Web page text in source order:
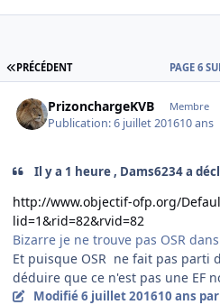
PREMIÈRE PAGE
PRÉCÉDENT PAGE 6
PrizonchargeKVB Membre
Publication:6 juillet 201610 ans
Il y a 1 heure , Dams6234 a
http://www.objectif-ofp.org/
lid=1&rid=82&rvid=82
Bizarre je ne trouve pas OSR
Et puisque OSR ne fait pas parti
déduire que ce n'est pas une EF
Modifié6 juillet 201610 ans